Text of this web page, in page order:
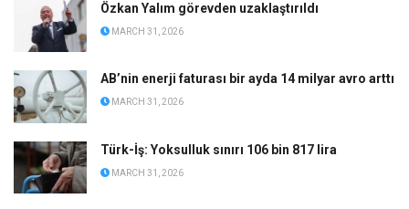
Özkan Yalım görevden uzaklaştırıldı
MARCH 31, 2026
AB’nin enerji faturası bir ayda 14 milyar avro arttı
MARCH 31, 2026
Türk-İş: Yoksulluk sınırı 106 bin 817 lira
MARCH 31, 2026